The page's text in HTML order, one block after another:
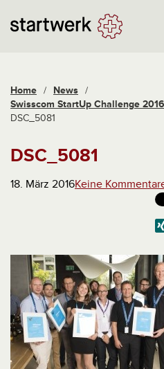
Home / News /
Swisscom StartUp Challenge
DSC_5081
DSC_5081
18. März 2016Keine